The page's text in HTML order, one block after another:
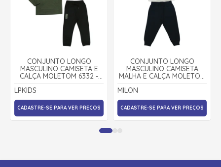
CONJUNTO LONGO
MASCULINO CAMISETA E
CALÇA MOLETOM 6332 -
LPKIDS
LPKIDS
CADASTRE-SE PARA VER PREÇOS
CONJUNTO LONGO
MASCULINO CAMISETA
MALHA E CALÇA MOLETOM
2001526 - MILON
MILON
CADASTRE-SE PARA VER PREÇOS